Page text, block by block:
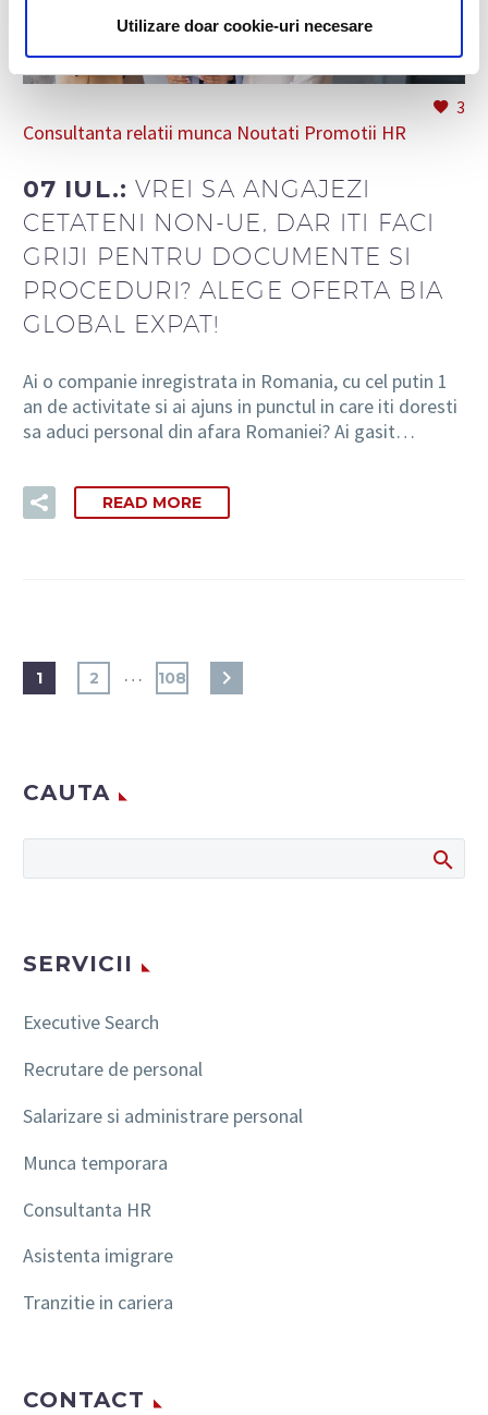
Utilizare doar cookie-uri necesare
3
Consultanta relatii munca Noutati Promotii HR
07 IUL.: VREI SA ANGAJEZI
CETATENI NON-UE, DAR ITI FACI
GRIJI PENTRU DOCUMENTE SI
PROCEDURI? ALEGE OFERTA BIA
GLOBAL EXPAT!
Ai o companie inregistrata in Romania, cu cel putin 1
an de activitate si ai ajuns in punctul in care iti doresti
sa aduci personal din afara Romaniei? Ai gasit…
READ MORE
1 2 … 108
CAUTA
SERVICII
Executive Search
Recrutare de personal
Salarizare si administrare personal
Munca temporara
Consultanta HR
Asistenta imigrare
Tranzitie in cariera
CONTACT